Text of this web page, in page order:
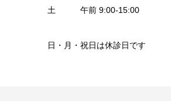
土 午前 9:00-15:00
日・月・祝日は休診日です